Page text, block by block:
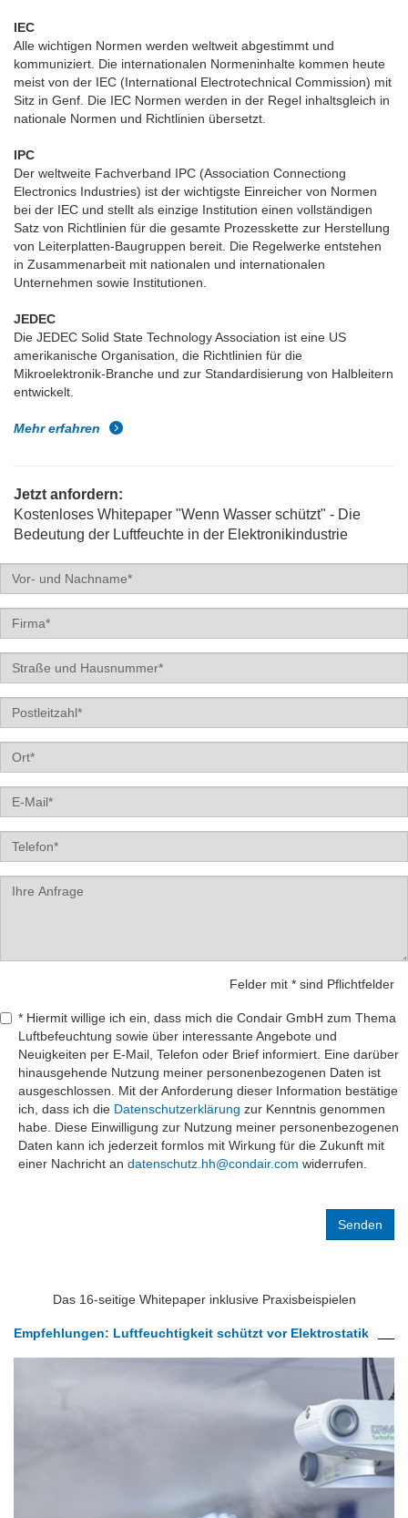
IEC
Alle wichtigen Normen werden weltweit abgestimmt und
kommuniziert. Die internationalen Normeninhalte kommen heute
meist von der IEC (International Electrotechnical Commission) mit
Sitz in Genf. Die IEC Normen werden in der Regel inhaltsgleich in
nationale Normen und Richtlinien übersetzt.
IPC
Der weltweite Fachverband IPC (Association Connectiong
Electronics Industries) ist der wichtigste Einreicher von Normen
bei der IEC und stellt als einzige Institution einen vollständigen
Satz von Richtlinien für die gesamte Prozesskette zur Herstellung
von Leiterplatten-Baugruppen bereit. Die Regelwerke entstehen
in Zusammenarbeit mit nationalen und internationalen
Unternehmen sowie Institutionen.
JEDEC
Die JEDEC Solid State Technology Association ist eine US
amerikanische Organisation, die Richtlinien für die
Mikroelektronik-Branche und zur Standardisierung von Halbleitern
entwickelt.
Mehr erfahren
Jetzt anfordern:
Kostenloses Whitepaper "Wenn Wasser schützt" - Die
Bedeutung der Luftfeuchte in der Elektronikindustrie
Name
Firma
Straße
Haus-
Nr.
PLZ
Label
Email
Tel
Label
Felder mit * sind Pflichtfelder
* Hiermit willige ich ein, dass mich die Condair GmbH zum Thema
Luftbefeuchtung sowie über interessante Angebote und
Neuigkeiten per E-Mail, Telefon oder Brief informiert. Eine darüber
hinausgehende Nutzung meiner personenbezogenen Daten ist
ausgeschlossen. Mit der Anforderung dieser Information bestätige
ich, dass ich die Datenschutzerklärung zur Kenntnis genommen
habe. Diese Einwilligung zur Nutzung meiner personenbezogenen
Daten kann ich jederzeit formlos mit Wirkung für die Zukunft mit
einer Nachricht an datenschutz.hh@condair.com widerrufen.
Das 16-seitige Whitepaper inklusive Praxisbeispielen
Empfehlungen: Luftfeuchtigkeit schützt vor Elektrostatik